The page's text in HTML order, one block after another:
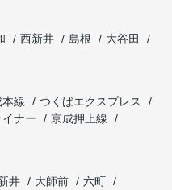
西新井 島根
大谷田
線
つくばエクスプレス
ナー
京成押上線
井 大師前
六町